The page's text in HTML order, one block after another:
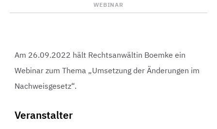
WEBINAR
Am 26.09.2022 hält Rechtsanwältin Boemke ein
Webinar zum Thema „Umsetzung der Änderungen im
Nachweisgesetz“.
Veranstalter